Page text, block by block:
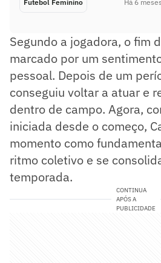
Futebol Feminino Há 6 meses
Segundo a jogadora, o fim
marcado por um
pessoal. Depois de um
conseguiu voltar a atuar e
dentro de campo. Agora,
iniciada desde o começo,
momento como
ritmo coletivo e se
temporada.
CONTINUA
APÓS A
PUBLICIDADE